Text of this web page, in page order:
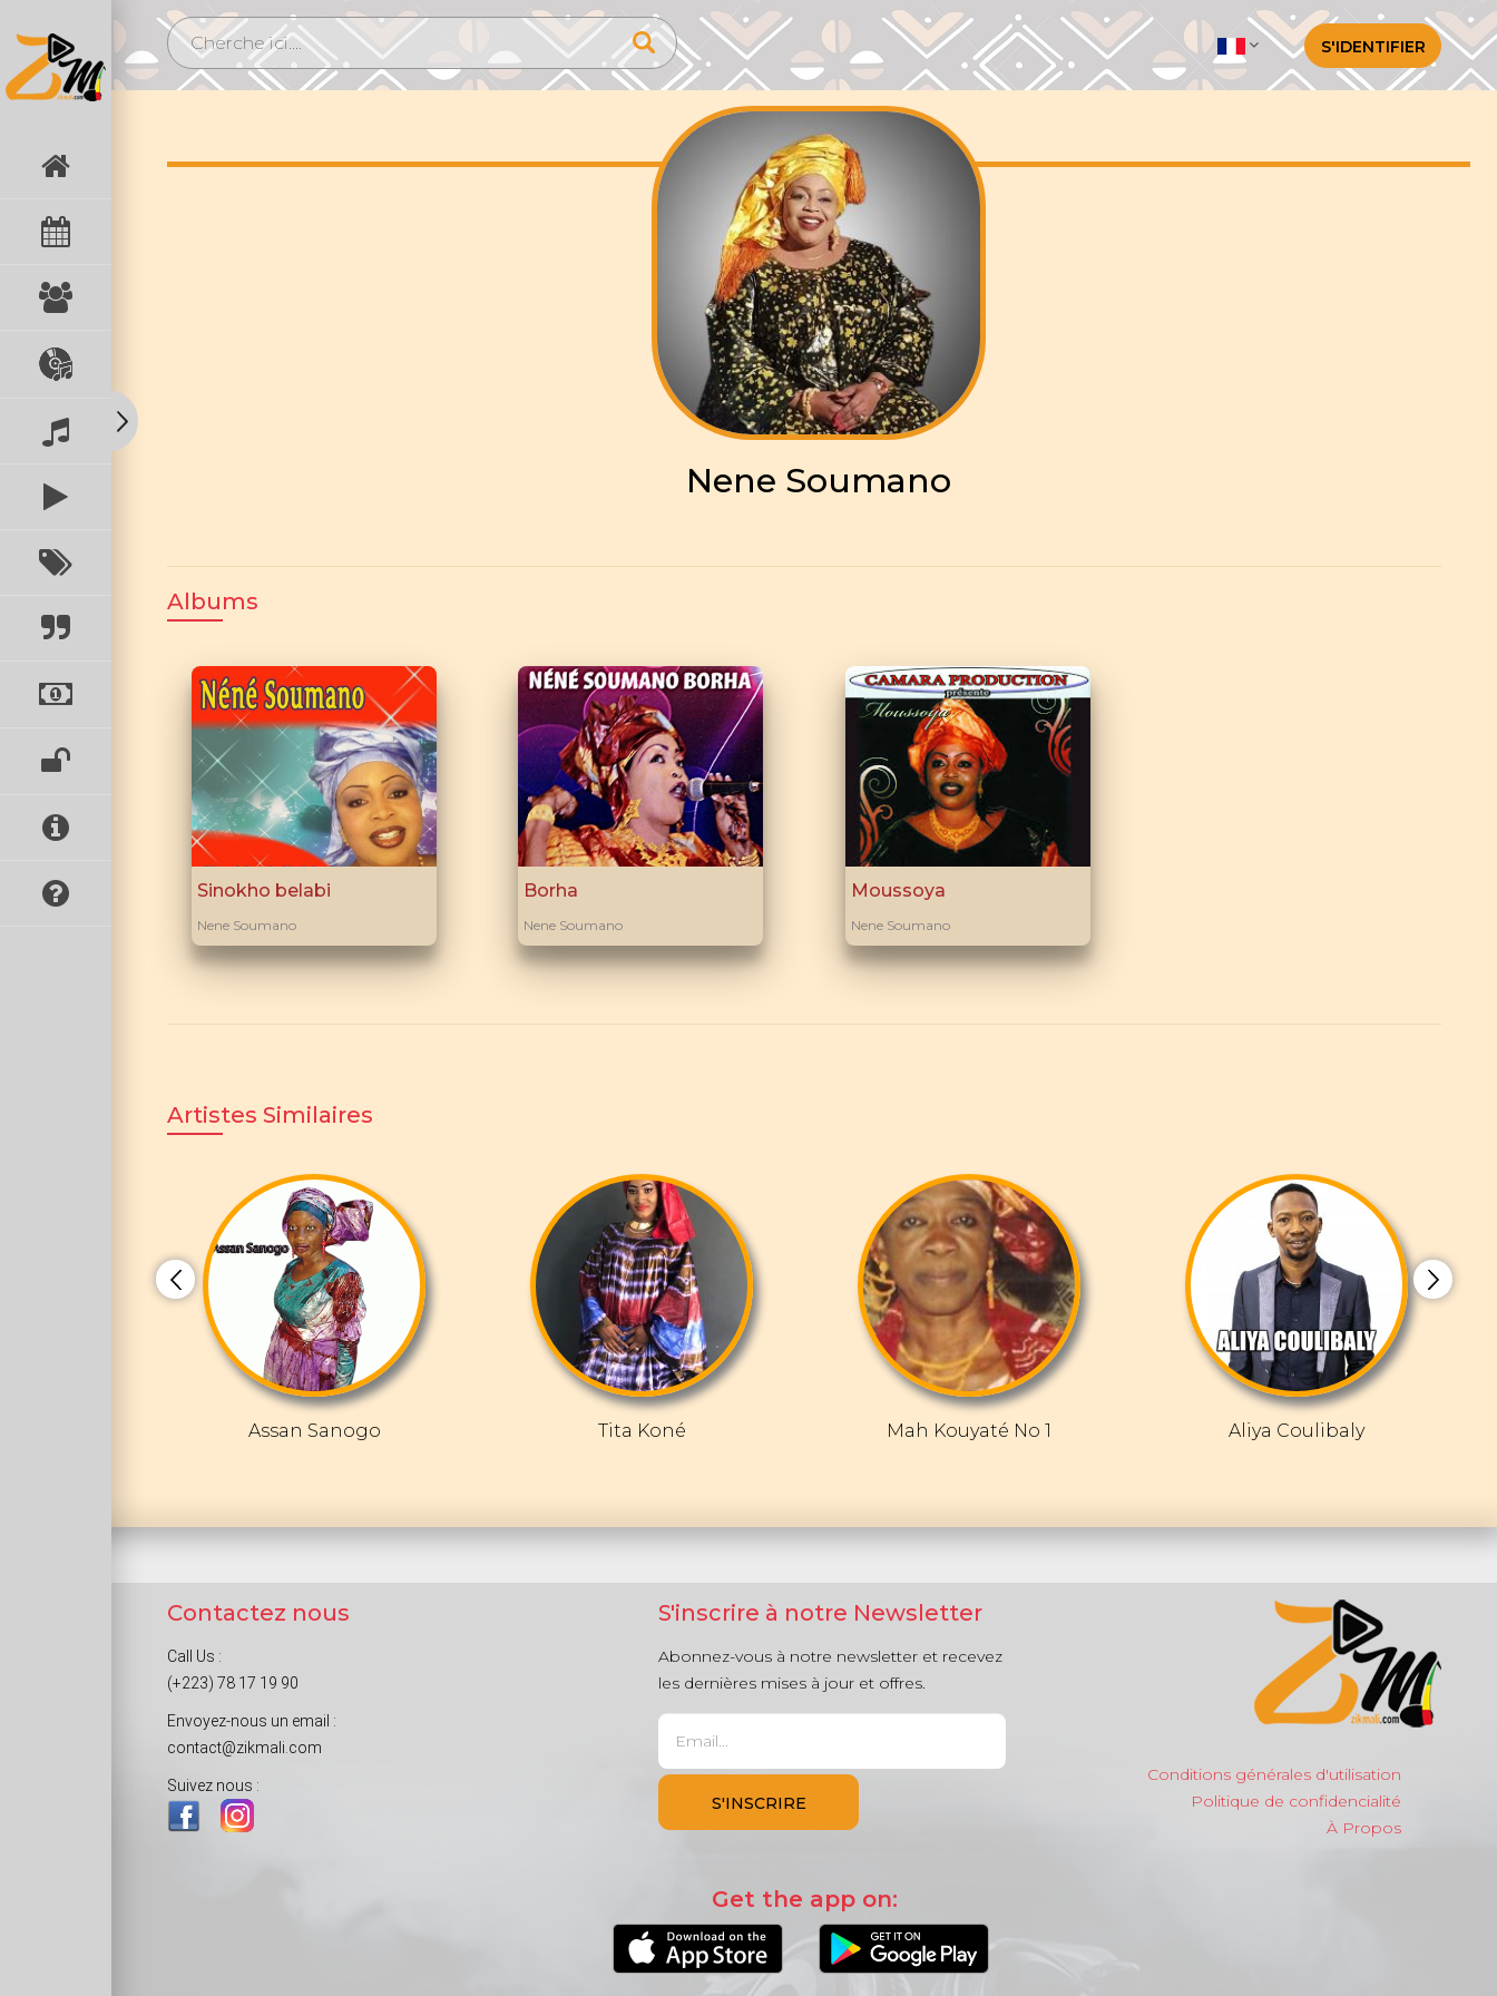
S'IDENTIFIER
Nene Soumano
Albums
Sinokho belabi
Nene Soumano
Borha
Nene Soumano
Moussoya
Nene Soumano
Artistes Similaires
Assan Sanogo Tita Koné Mah Kouyaté No 1 Aliya Coulibaly
Contactez nous
Call Us :
(+223) 78 17 19 90
Envoyez-nous un email :
contact@zikmali.com
Suivez nous :
S'inscrire à notre Newsletter
Abonnez-vous à notre newsletter et recevez
les dernières mises à jour et offres.
Conditions générales d'utilisation
Politique de confidencialité
À Propos
Get the app on: